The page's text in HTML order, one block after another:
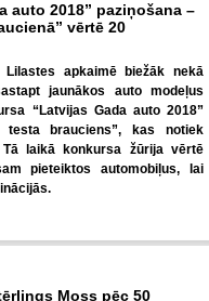
auto 2018” paziņošana –
vērtē 20
apkaimē biežāk nekā
jaunākos auto modeļus
“Latvijas Gada auto 2018”
testa brauciens”, kas notiek
laikā konkursa žūrija vērtē
pieteiktos automobiļus, lai
Moss pēc 50